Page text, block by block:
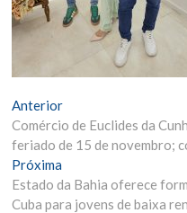
Navegação
de
Post
AnteriorMatéria
Anterior:
Comércio de Euclides da
feriado de 15 de novembro;
Próxima
Materia:
Estado da Bahia oferece
Cuba para jovens de baixa